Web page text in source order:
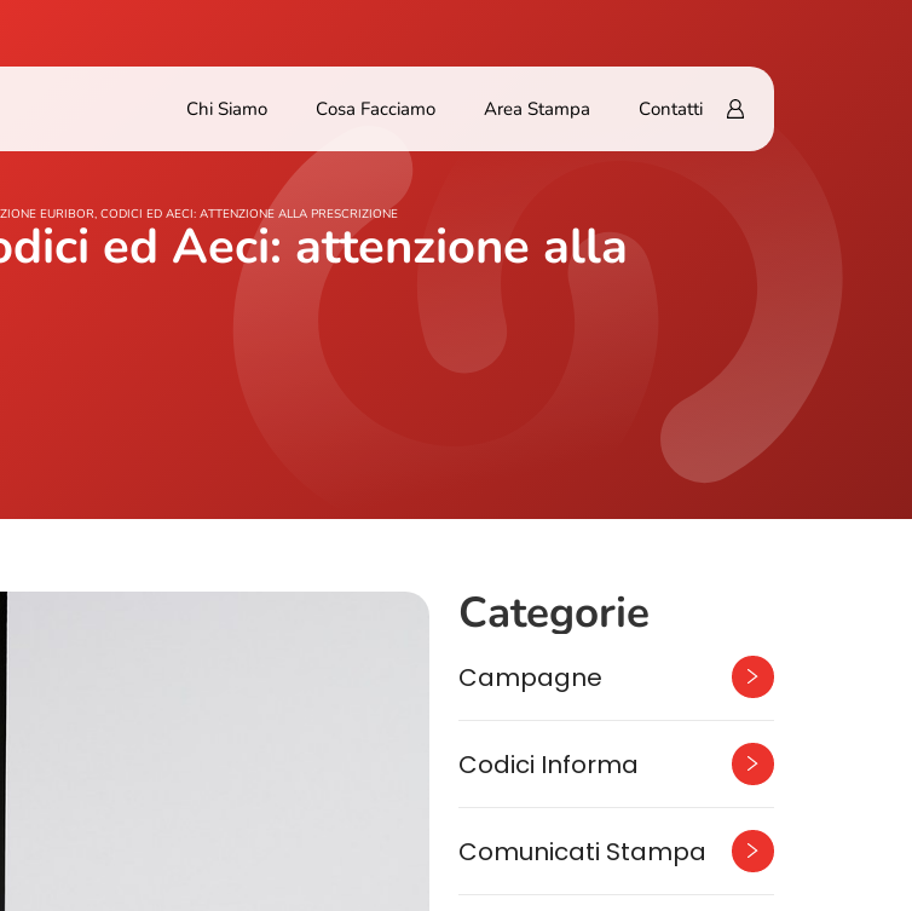
Chi Siamo Cosa Facciamo Area Stampa Contatti
EURIBOR, CODICI ED AECI: ATTENZIONE ALLA PRESCRIZIONE
ed Aeci: attenzione alla
Categorie
Campagne
Codici Informa
Comunicati Stampa